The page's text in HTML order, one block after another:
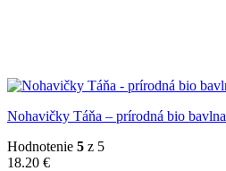
Nohavičky Táňa – prírodná bio bavlna
Hodnotenie 5 z 5
18.20 €